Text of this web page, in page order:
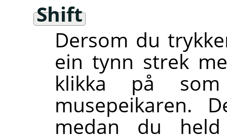
Shift
Dersom du
ein tynn strek
klikka på
musepeikaren.
medan du